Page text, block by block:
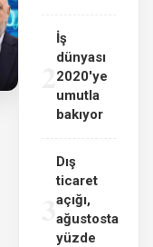
İş
dünyası
2020'ye
umutla
bakıyor
3
Dış
ticaret
açığı,
ağustosta
yüzde